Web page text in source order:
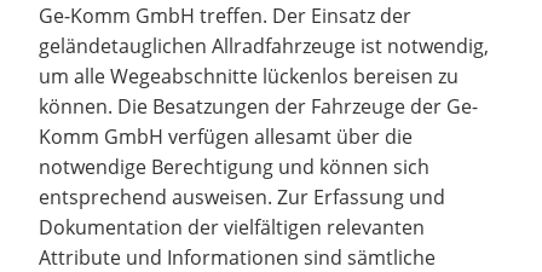
Ge-Komm GmbH treffen. Der Einsatz der
geländetauglichen Allradfahrzeuge ist notwendig,
um alle Wegeabschnitte lückenlos bereisen zu
können. Die Besatzungen der Fahrzeuge der Ge-
Komm GmbH verfügen allesamt über die
notwendige Berechtigung und können sich
entsprechend ausweisen. Zur Erfassung und
Dokumentation der vielfältigen relevanten
Attribute und Informationen sind sämtliche